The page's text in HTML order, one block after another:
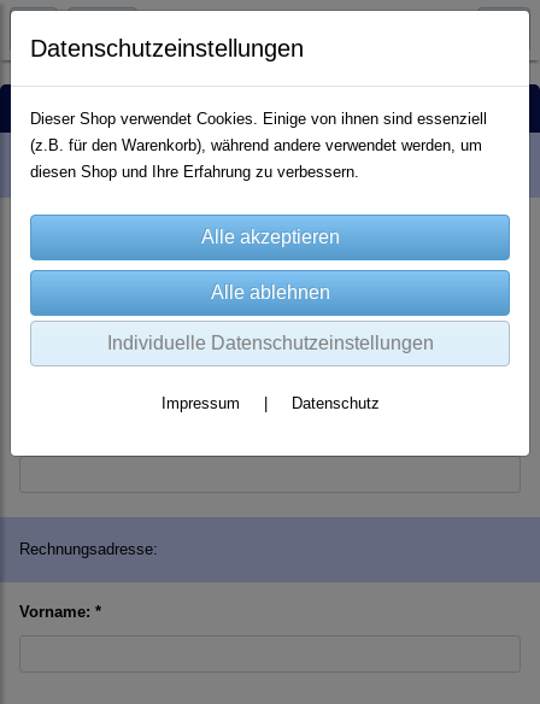
Registrierung
Account-Informationen:
Passwort: *
Rechnungsadresse:
Vorname: *
Datenschutzeinstellungen
Dieser Shop verwendet Cookies. Einige von ihnen sind essenziell
(z.B. für den Warenkorb), während andere verwendet werden, um
diesen Shop und Ihre Erfahrung zu verbessern.
Individuelle Datenschutzeinstellungen
Impressum Datenschutz